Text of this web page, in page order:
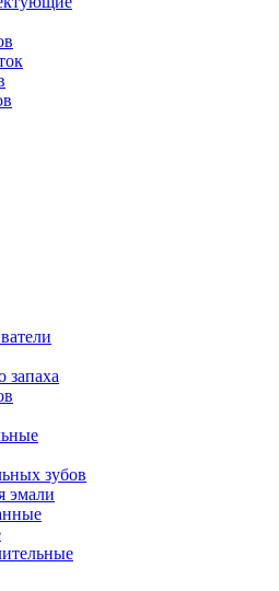
запаха
зубов
эмали